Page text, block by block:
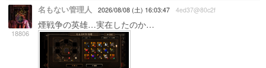
18806
名もない管理人 2026/08/08 (土) 16:03:47 4ed37@80c2f
煙戦争の英雄…実在したのか…